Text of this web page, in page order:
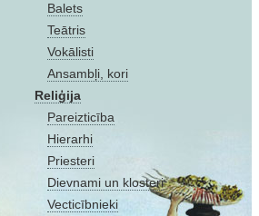
Balets
Teātris
Vokālisti
Ansambļi, kori
Reliģija
Pareizticība
Hierarhi
Priesteri
Dievnami un klosteri
Vecticībnieki